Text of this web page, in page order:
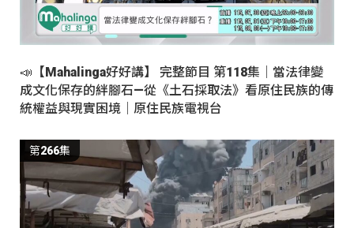
📣【Mahalinga好好講】 完整節目 第118集｜當法律變
成文化保存的絆腳石—從《土石採取法》看原住民族的傳
統權益與現實困境｜原住民族電視台
第266集